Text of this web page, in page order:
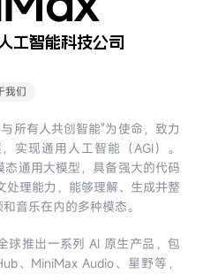
工智能科技公司
我们
所有人共创智能"为使命，致力
实现通用人工智能（AGI）。
通用大模型，具备强大的代码
理能力，能够理解、生成并整
音乐在内的多种模态。
球推出一系列 AI 原生产品，包
、MiniMax Audio、星野等，